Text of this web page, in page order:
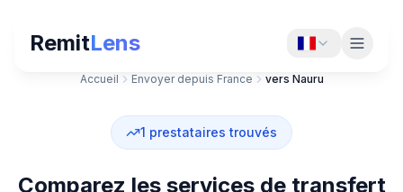
RemitLens
Accueil Envoyer depuis France vers Nauru
1 prestataires trouvés
Comparez les services de transfert